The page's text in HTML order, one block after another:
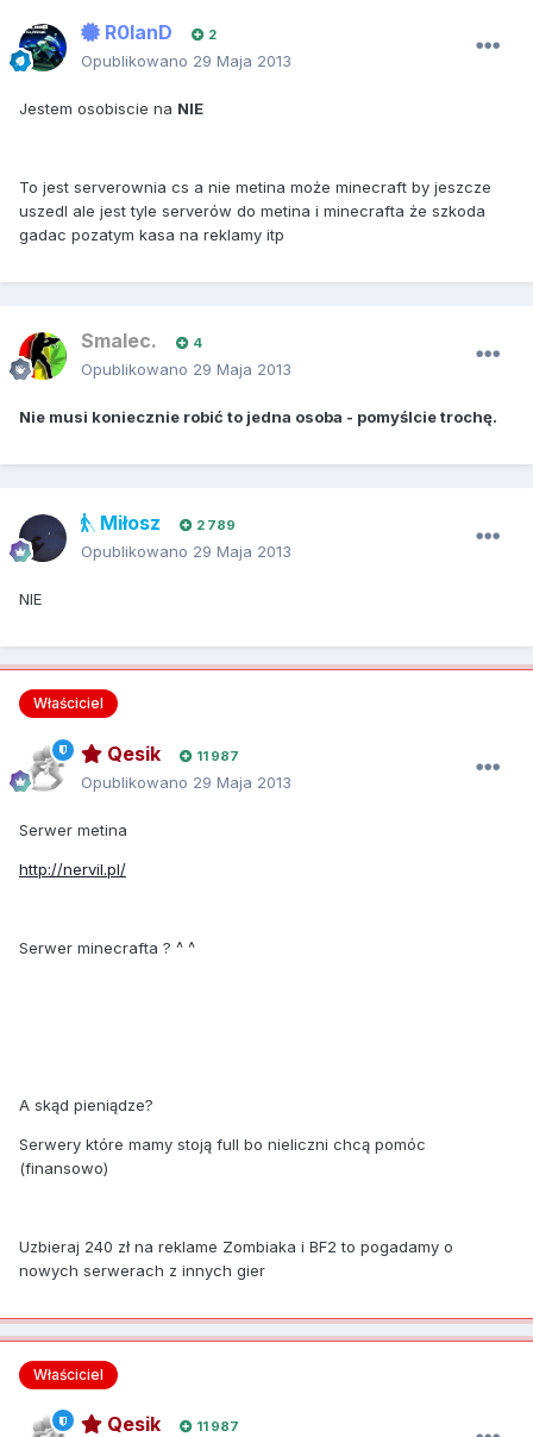
R0lanD 2
Opublikowano 29 Maja 2013
Jestem osobiscie na NIE
To jest serverownia cs a nie metina może minecraft by jeszcze
uszedl ale jest tyle serverów do metina i minecrafta że szkoda
gadac pozatym kasa na reklamy itp
Smalec. 4
Opublikowano 29 Maja 2013
Nie musi koniecznie robić to jedna osoba - pomyślcie trochę.
Miłosz 2 789
Opublikowano 29 Maja 2013
NIE
Właściciel
Qesik 11 987
Opublikowano 29 Maja 2013
Serwer metina
http://nervil.pl/
Serwer minecrafta ? ^ ^
A skąd pieniądze?
Serwery które mamy stoją full bo nieliczni chcą pomóc
(finansowo)
Uzbieraj 240 zł na reklame Zombiaka i BF2 to pogadamy o
nowych serwerach z innych gier
Właściciel
Qesik 11 987